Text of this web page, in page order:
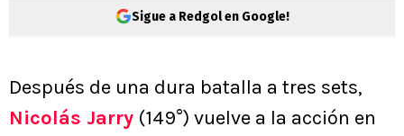
Sigue a Redgol en Google!
Después de una dura batalla a tres sets,
Nicolás Jarry (149°) vuelve a la acción en